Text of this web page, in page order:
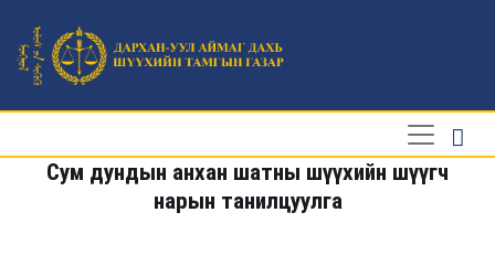
Сум дундын анхан шатны шүүхийн шүүгч
нарын танилцуулга